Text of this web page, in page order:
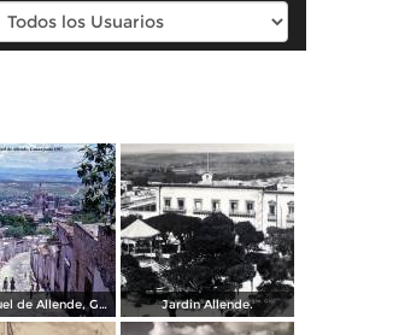
San Miguel de Allende, Guanajuato 1967 Jardin Allende.